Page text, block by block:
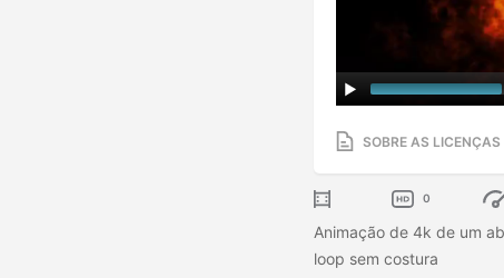
SOBRE AS LICENÇAS
0
Animação de 4k de um
loop sem costura